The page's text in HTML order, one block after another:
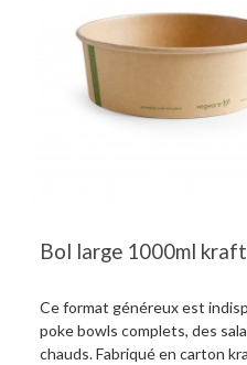
Bol large 1000ml
Ce format généreux est
poke bowls complets, des
chauds. Fabriqué en carton